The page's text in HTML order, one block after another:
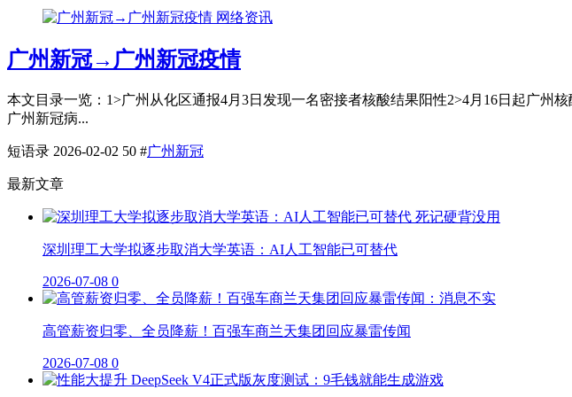
网络资讯
广州新冠→广州新冠疫情
本文目录一览：1˃广州从化区通报4月3日发现一名密接者核酸结果阳性2˃4月16日起广州
广州新冠病...
短语录 2026-02-02 50 #广州新冠
最新文章
深圳理工大学拟逐步取消大学英语：AI人工智能已可替代
2026-07-08 0
高管薪资归零、全员降薪！百强车商兰天集团回应暴雷传闻
2026-07-08 0